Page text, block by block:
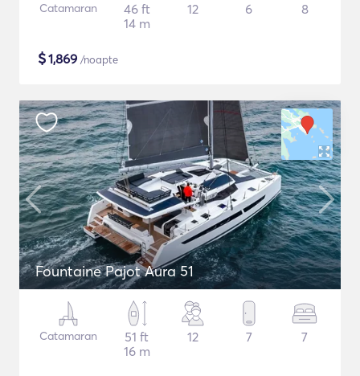
Catamaran
46 ft
14 m
12 6 8
$1,869 /noapte
Fountaine Pajot Aura 51
Catamaran
51 ft
16 m
12 7 7